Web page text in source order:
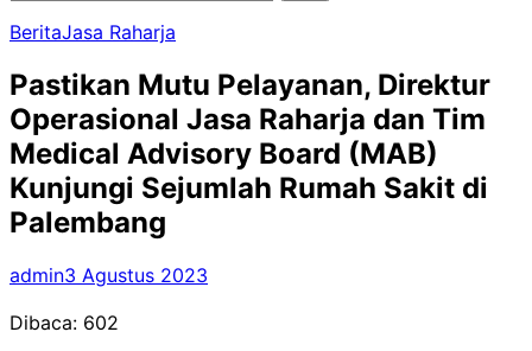
BeritaJasa Raharja
Pastikan Mutu Pelayanan, Direktur
Operasional Jasa Raharja dan Tim
Medical Advisory Board (MAB)
Kunjungi Sejumlah Rumah Sakit di
Palembang
admin3 Agustus 2023
Dibaca: 602